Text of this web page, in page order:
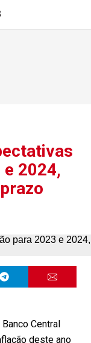
2024,
Central
deste ano